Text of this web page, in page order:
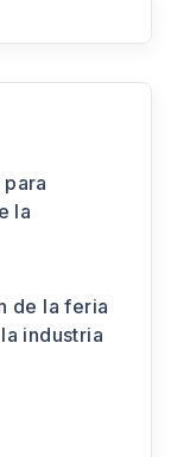
la
de la feria
industria